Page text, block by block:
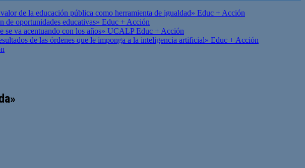
de la educación pública como herramienta de igualdad» Educ + Acción
de oportunidades educativas» Educ + Acción
se va acentuando con los años» UCALPEduc + Acción
de las órdenes que le imponga a la inteligencia artificial» Educ + Acción